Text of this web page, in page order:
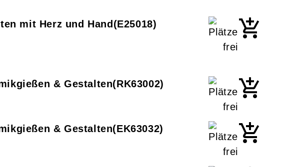
mit Herz und Hand E25018
& Gestalten RK63002
& Gestalten EK63032